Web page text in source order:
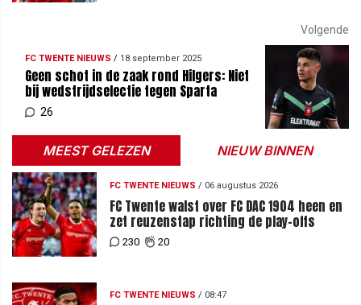
Volgende
FC TWENTE NIEUWS / 18 september 2025
Geen schot in de zaak rond Hilgers: Niet
bij wedstrijdselectie tegen Sparta
26
MEEST GELEZEN NIEUW BINNEN
FC TWENTE NIEUWS / 06 augustus 2026
FC Twente walst over FC DAC 1904 heen en
zet reuzenstap richting de play-offs
230 20
FC TWENTE NIEUWS / 08:47